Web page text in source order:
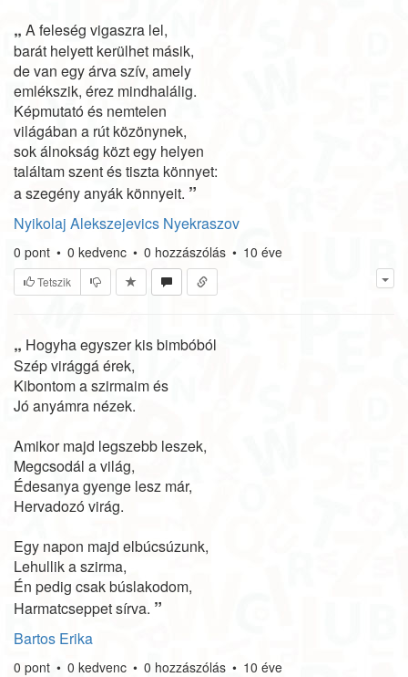
„ A feleség vigaszra lel,
barát helyett kerülhet másik,
de van egy árva szív, amely
emlékszik, érez mindhalálig.
Képmutató és nemtelen
világában a rút közönynek,
sok álnokság közt egy helyen
találtam szent és tiszta könnyet:
a szegény anyák könnyeit. ”
Nyikolaj Alekszejevics Nyekraszov
0 pont • 0 kedvenc • 0 hozzászólás • 10 éve
Tetszik
„ Hogyha egyszer kis bimbóból
Szép virággá érek,
Kibontom a szirmaim és
Jó anyámra nézek.
Amikor majd legszebb leszek,
Megcsodál a világ,
Édesanya gyenge lesz már,
Hervadozó virág.
Egy napon majd elbúcsúzunk,
Lehullik a szirma,
Én pedig csak búslakodom,
Harmatcseppet sírva. ”
Bartos Erika
0 pont • 0 kedvenc • 0 hozzászólás • 10 éve